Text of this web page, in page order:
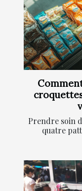
Prendre soin
quatre